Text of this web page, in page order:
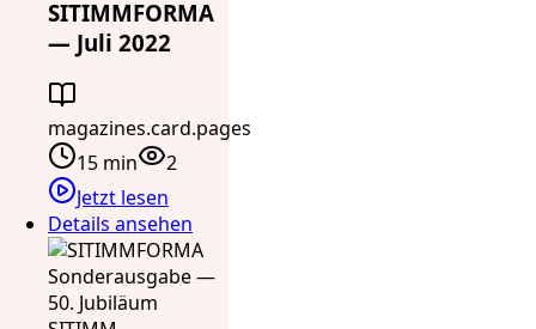
SITIMMFORMA
— Juli 2022
magazines.card.pages
15 min
2
Jetzt lesen
Details ansehen